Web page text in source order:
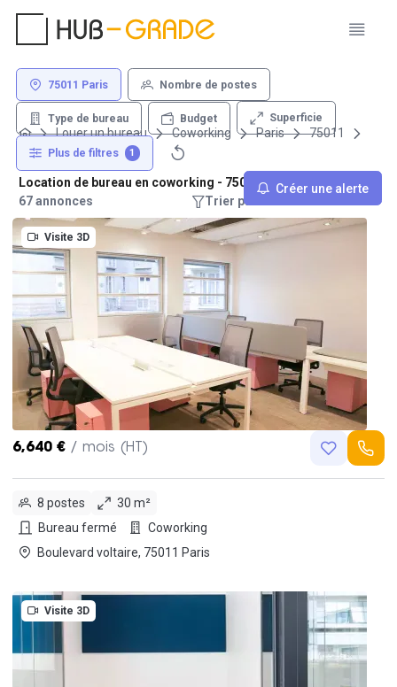
75011 Paris Nombre de postes
Type de bureau Budget Superficie
Plus de filtres 1
Créer une alerte
Louer un bureau Coworking Paris 75011
Location de bureau en coworking - 75011 Paris
67 annonces
Trier par : Recommandations
Visite 3D
6,640 € / mois (HT)
8 postes
30 m²
Bureau fermé
Coworking
Boulevard voltaire, 75011 Paris
Visite 3D